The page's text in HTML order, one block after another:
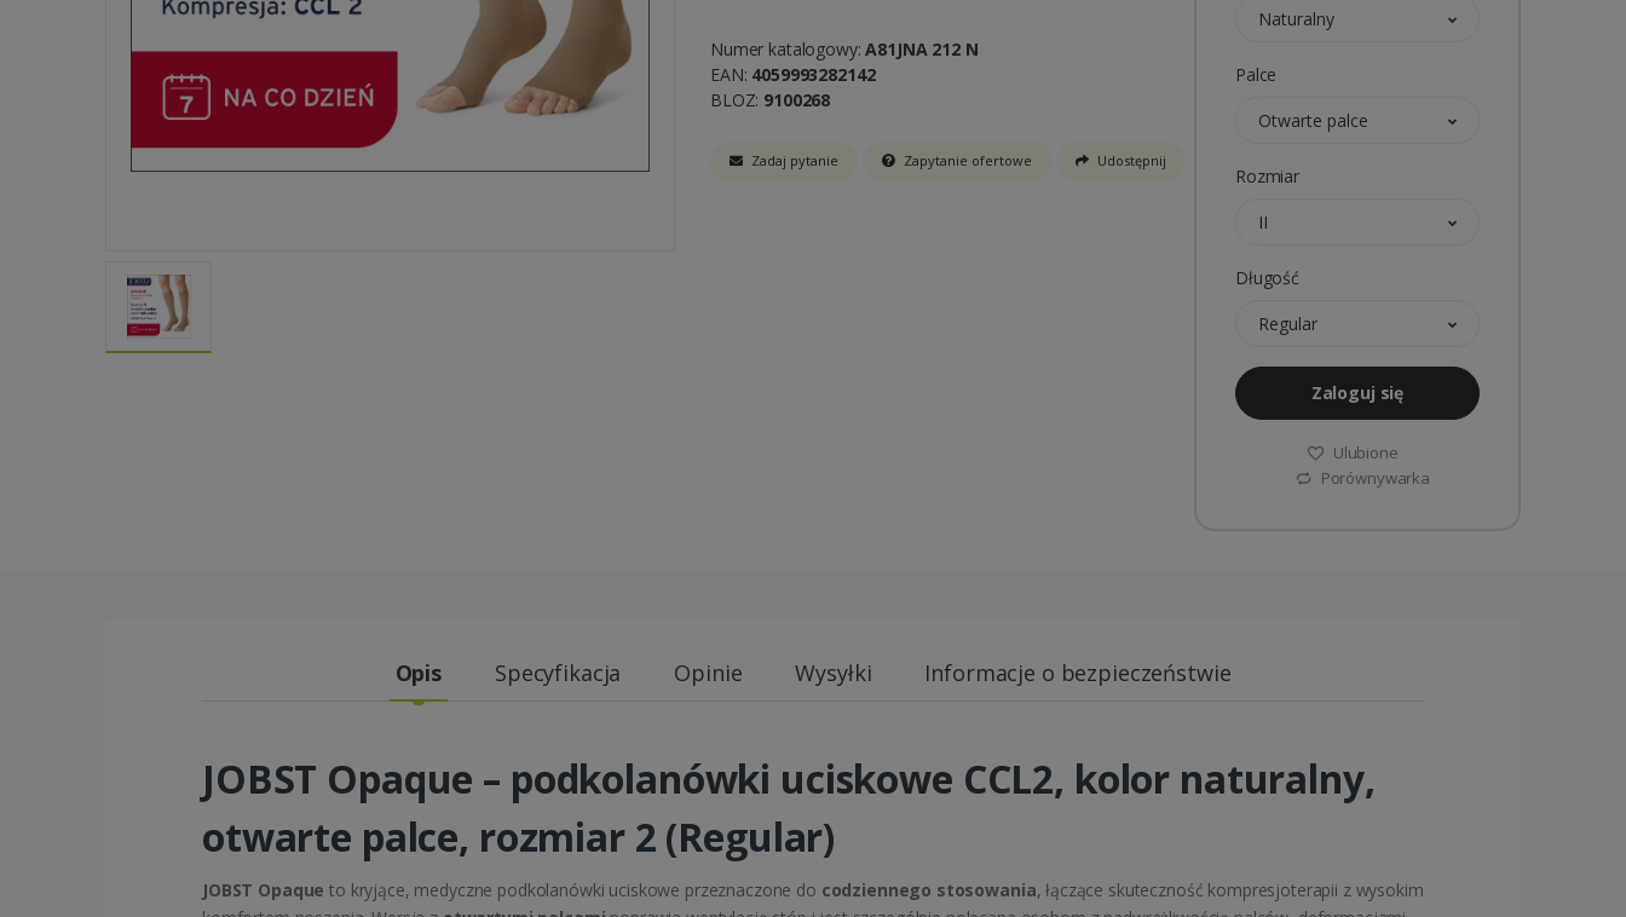
Numer katalogowy:A81JNA 212 N
EAN: 4059993282142
BLOZ: 9100268
Zadaj pytanie Zapytanie ofertowe Udostępnij
Naturalny
Palce
Otwarte palce
Rozmiar
II
Długość
Regular
Zaloguj się
Ulubione
Porównywarka
Opis Specyfikacja Opinie Wysyłki Informacje o bezpieczeństwie
JOBST Opaque – podkolanówki uciskowe CCL2, kolor naturalny,
otwarte palce, rozmiar 2 (Regular)
JOBST Opaque to kryjące, medyczne podkolanówki uciskowe przeznaczone do codziennego stosowania, łączące skuteczność kompresjoterapii z wysokim